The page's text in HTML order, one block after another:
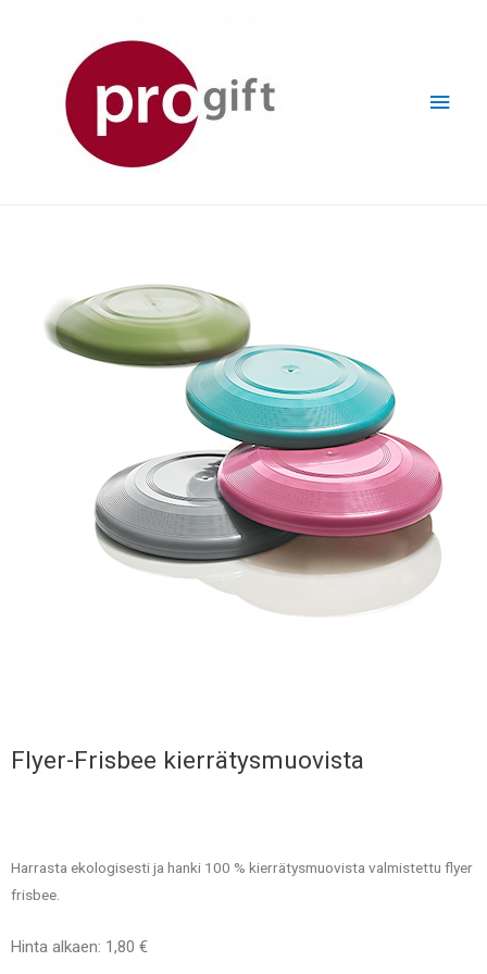
Flyer-Frisbee kierrätysmuovista
Harrasta ekologisesti ja hanki 100 % kierrätysmuovista valmistettu flyer
frisbee.
Hinta alkaen: 1,80 €